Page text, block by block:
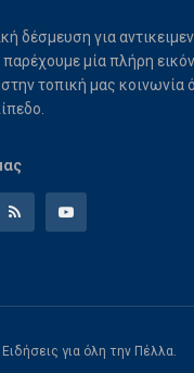
δέσμευση για
μία πλήρη
τοπική μας κοινωνία
για όλη την Πέλλα.